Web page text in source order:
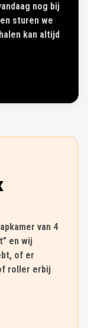
nog bij
sturen we
kan altijd
van 4
en wij
of er
roller erbij